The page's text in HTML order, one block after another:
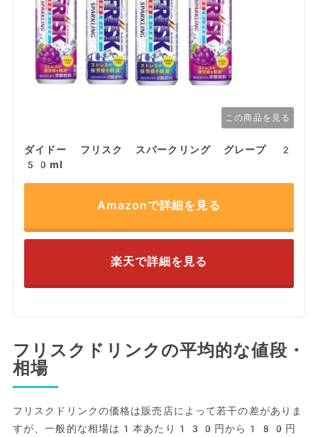
この商品を見る
ダイドー フリスク スパークリング グレープ 2
50ml
Amazonで詳細を見る
楽天で詳細を見る
フリスクドリンクの平均的な値段・
相場
フリスクドリンクの価格は販売店によって若干の差がありま
すが、一般的な相場は1本あたり130円から180円